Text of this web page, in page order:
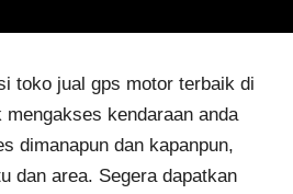
toko jual gps motor terbaik di
mengakses kendaraan anda
dimanapun dan kapanpun,
dan area. Segera dapatkan